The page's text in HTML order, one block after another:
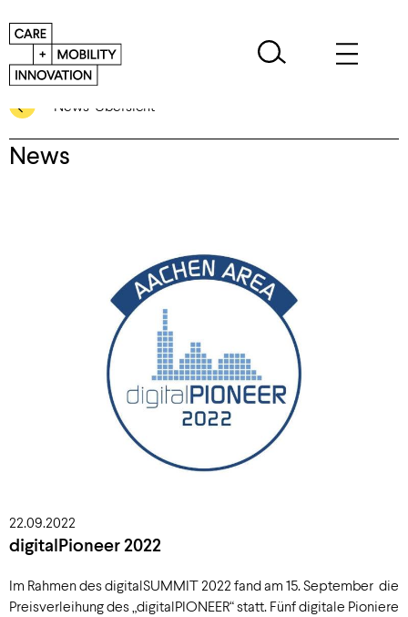
News-Übersicht
News
22.09.2022
digitalPioneer 2022
Im Rahmen des digitalSUMMIT 2022 fand am 15. September die
Preisverleihung des „digitalPIONEER“ statt. Fünf digitale Pioniere